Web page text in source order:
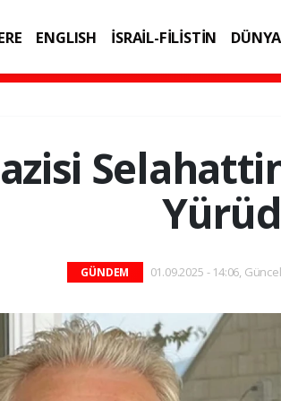
ENGLISH İSRAİL-FİLİSTİN DÜNYA
GÜNDEM 01.09.2025 - 14:06,